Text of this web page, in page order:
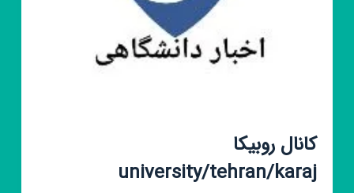
کانال روبیکا
university/tehran/karaj